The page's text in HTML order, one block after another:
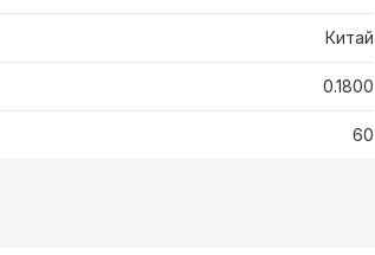
Китай
0.1800
60